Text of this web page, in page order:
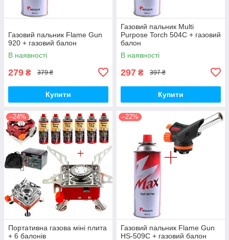
Газовий пальник Flame Gun
920 + газовий балон
В наявності
279 ₴ 379 ₴
Купити
Газовий пальник Multi
Purpose Torch 504C + газовий
балон
В наявності
297 ₴ 397 ₴
Купити
–24%
Портативна газова міні плита
+ 6 балонів
–22%
Газовий пальник Flame Gun
HS-509C + газовий балон